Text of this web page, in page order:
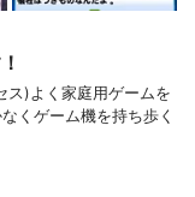
ス)よく家庭用ゲームを
くゲーム機を持ち歩く